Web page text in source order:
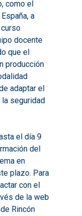
como el
a
docente
que el
producción
adaptar el
seguridad
el día 9
del
en
plazo. Para
con el
de la web
Rincón
Pactos
Acciones:
2017
2018
2019
2020
2023
Resúmenes
Experimentales
Informes
de Noticias